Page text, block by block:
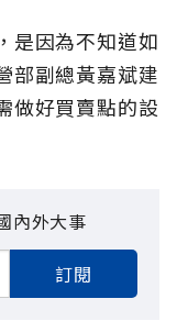
是因為不知道如
部副總黃嘉斌建
做好買賣點的設
內外大事
訂閱